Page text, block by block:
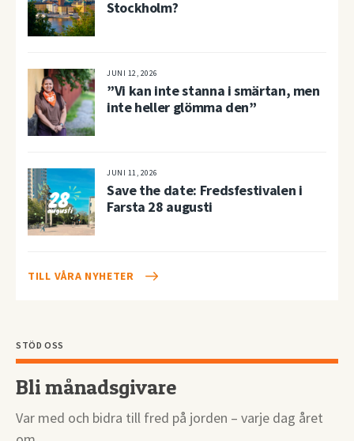
Stockholm?
JUNI 12, 2026
”Vi kan inte stanna i smärtan, men
inte heller glömma den”
JUNI 11, 2026
Save the date: Fredsfestivalen i
Farsta 28 augusti
TILL VÅRA NYHETER
STÖD OSS
Bli månadsgivare
Var med och bidra till fred på jorden – varje dag året